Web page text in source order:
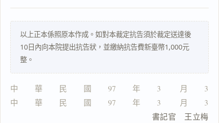
以上正本係照原本作成。如對本裁定抗告須於裁定送達後
10日內向本院提出抗告狀，並繳納抗告費新臺幣1,000元
整。
中　　華　　民　　國　　97　　年　　3 　　月　　3
中　　華　　民　　國　　97　　年　　3 　　月　　3
                        書記官　王立梅